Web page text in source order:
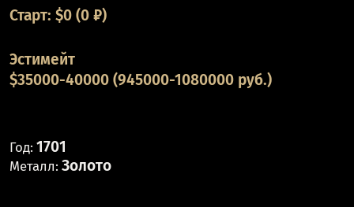
Старт: $0(0 ₽)
Эстимейт
$35000-40000 (945000-1080000 руб.)
Год: 1701
Металл: Золото